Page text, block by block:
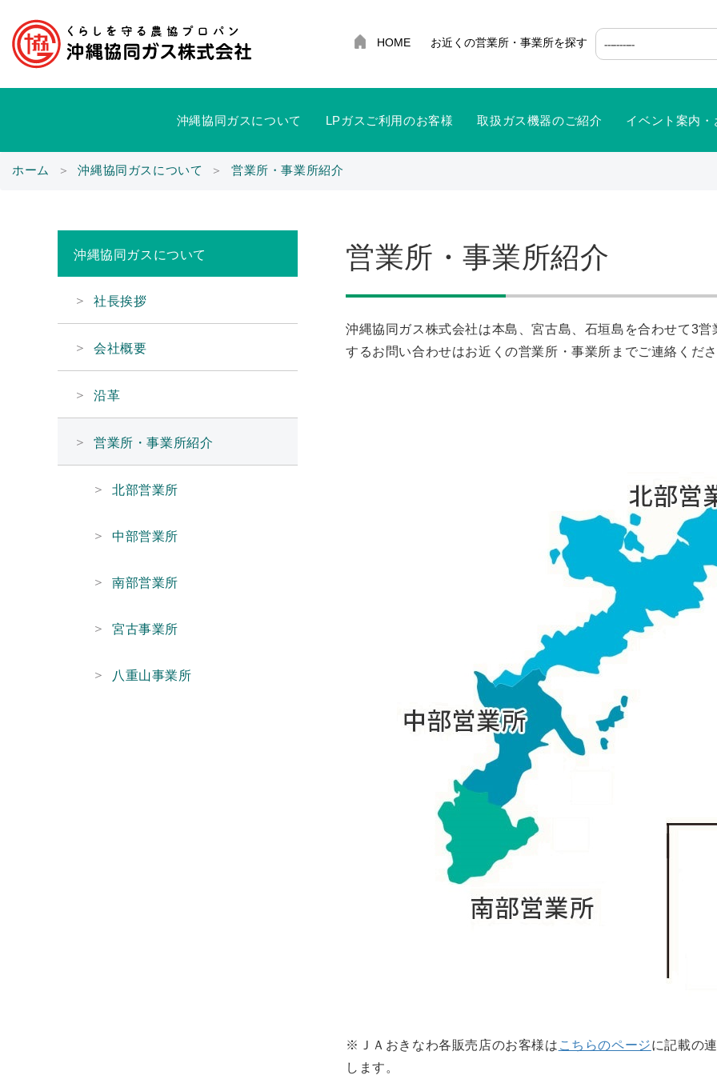
HOME お近くの営業所・事業所を探す
沖縄協同ガスについて LPガスご利用のお客様 取扱ガス機器のご紹介 イベント案内・
ホーム ＞ 沖縄協同ガスについて ＞ 営業所・事業所紹介
沖縄協同ガスについて
社長挨拶
会社概要
沿革
営業所・事業所紹介
北部営業所
中部営業所
南部営業所
宮古事業所
八重山事業所
営業所・事業所紹介
沖縄協同ガス株式会社は本島、宮古島、石垣島を合わせて3
するお問い合わせはお近くの営業所・事業所までご連絡くだ
※ＪＡおきなわ各販売店のお客様は こちらのページに記載の
します。